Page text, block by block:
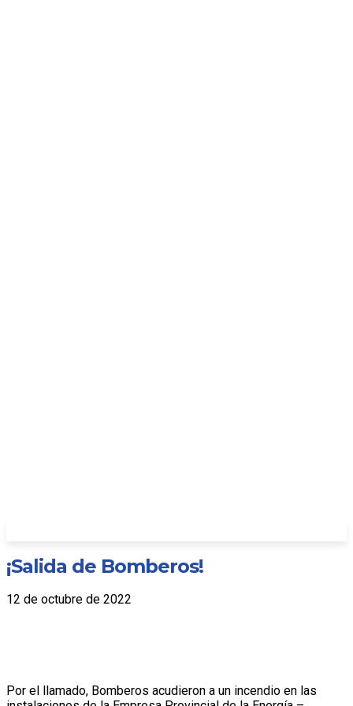
¡Salida de Bomberos!
12 de octubre de 2022
Por el llamado, Bomberos acudieron a un incendio en las